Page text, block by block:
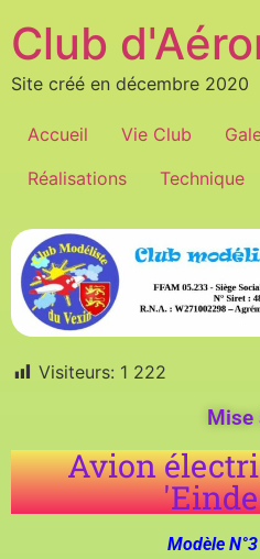
Club
Site créé en décembre 2020
Accueil Vie Club
Réalisations
Technique
Visiteurs: 1 222
Mise
Avion
Modèle